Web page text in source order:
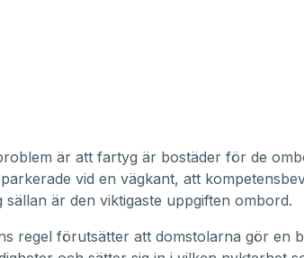
är att fartyg är bostäder för de
vid en vägkant, att
sällan är den viktigaste uppgiften ombord.
regel förutsätter att domstolarna gör en